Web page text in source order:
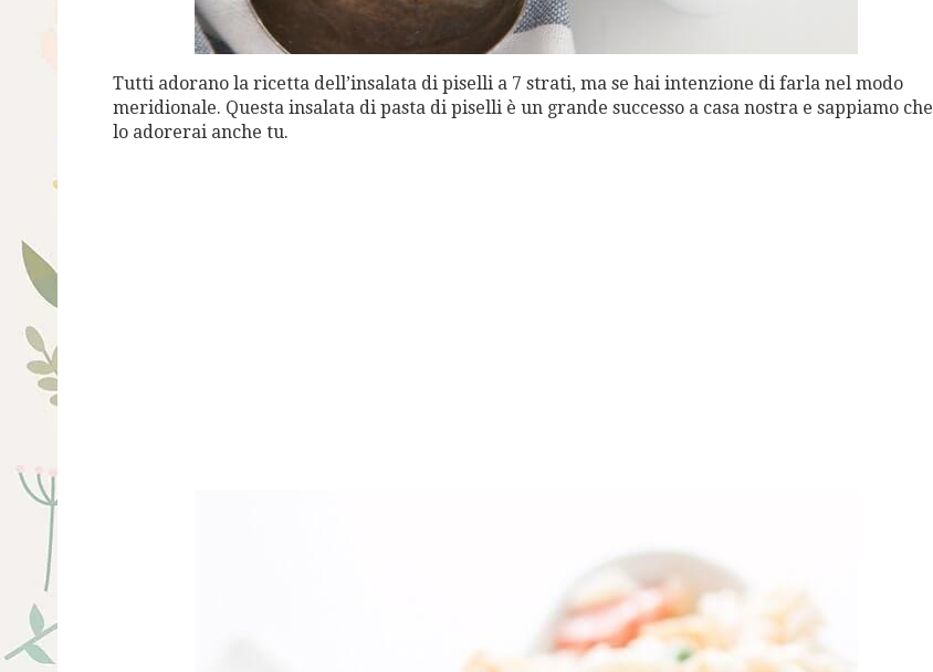
Tutti adorano la ricetta dell’insalata di piselli a 7 strati, ma se hai intenzione di farla nel modo
meridionale. Questa insalata di pasta di piselli è un grande successo a casa nostra e sappiamo che
lo adorerai anche tu.